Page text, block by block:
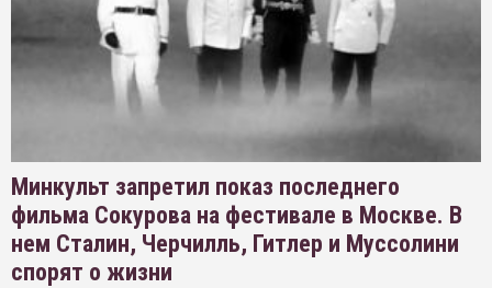
Минкульт запретил показ последнего
фильма Сокурова на фестивале в Москве. В
нем Сталин, Черчилль, Гитлер и Муссолини
спорят о жизни